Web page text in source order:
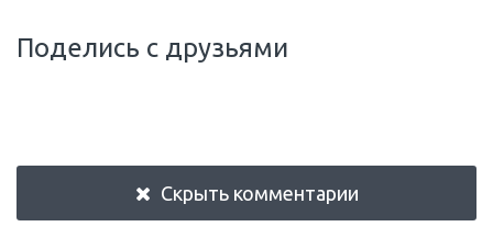
Поделись с друзьями
Скрыть комментарии